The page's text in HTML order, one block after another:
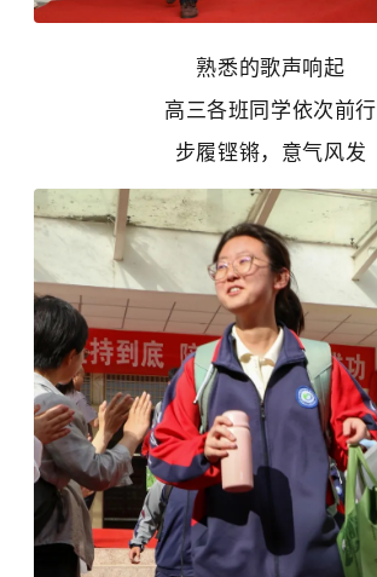
熟悉的歌声响起
高三各班同学依次前行
步履铿锵，意气风发